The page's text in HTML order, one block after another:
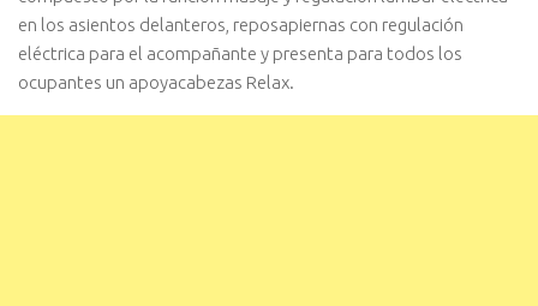
en los asientos delanteros, reposapiernas con regulación
eléctrica para el acompañante y presenta para todos los
ocupantes un apoyacabezas Relax.